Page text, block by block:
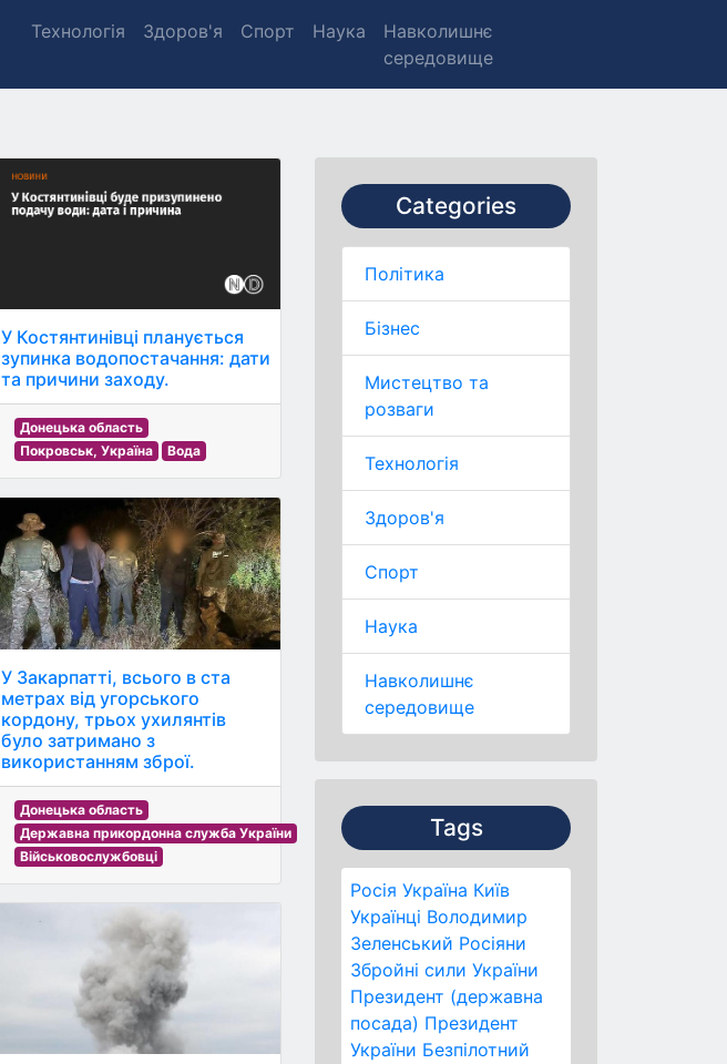
Технологія Здоров'я Спорт Наука
Навколишнє
середовище
Categories
Політика
Бізнес
Мистецтво та
розваги
Технологія
Здоров'я
Спорт
Наука
Навколишнє
середовище
Tags
Росія Україна Київ
Українці Володимир
Зеленський Росіяни
Збройні сили України
Президент (державна
посада) Президент
України Безпілотний
У Костянтинівці планується
зупинка водопостачання: дати
та причини заходу.
Донецька область
Покровськ, Україна
Вода
У Закарпатті, всього в ста
метрах від угорського
кордону, трьох ухилянтів
було затримано з
використанням зброї.
Донецька область
Державна прикордонна служба України
Військовослужбовці